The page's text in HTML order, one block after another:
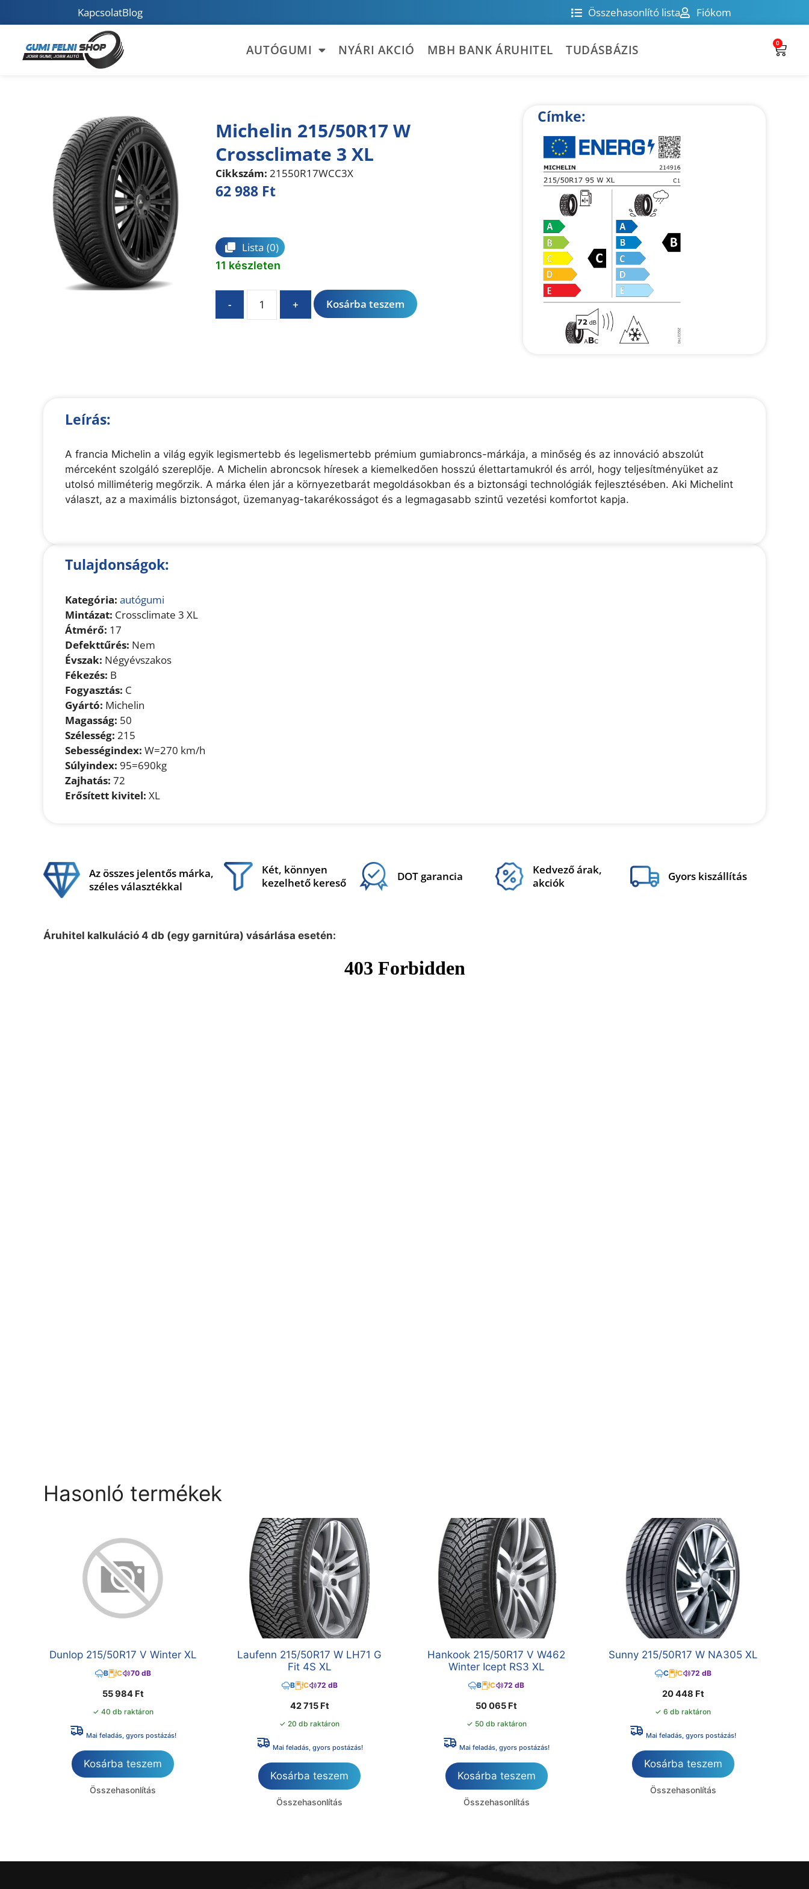
KapcsolatBlog Összehasonlító lista Fiókom
AUTÓGUMI NYÁRI AKCIÓ MBH BANK ÁRUHITEL TUDÁSBÁZIS 0
Michelin 215/50R17 W
Crossclimate 3 XL
Cikkszám: 21550R17WCC3X
62 988 Ft
Lista (0)
11 készleten
- + Kosárba teszem
:
Címke:
Leírás:
A francia Michelin a világ egyik legismertebb és legelismertebb prémium gumiabroncs-márkája, a minőség és az innováció abszolút
mérceként szolgáló szereplője. A Michelin abroncsok híresek a kiemelkedően hosszú élettartamukról és arról, hogy teljesítményüket az
utolsó milliméterig megőrzik. A márka élen jár a környezetbarát megoldásokban és a biztonsági technológiák fejlesztésében. Aki Michelint
választ, az a maximális biztonságot, üzemanyag-takarékosságot és a legmagasabb szintű vezetési komfortot kapja.
Tulajdonságok:
Kategória: autógumi
Mintázat: Crossclimate 3 XL
Átmérő: 17
Defekttűrés: Nem
Évszak: Négyévszakos
Fékezés: B
Fogyasztás: C
Gyártó: Michelin
Magasság: 50
Szélesség: 215
Sebességindex: W=270 km/h
Súlyindex: 95=690kg
Zajhatás: 72
Erősített kivitel: XL
Az összes jelentős márka,
széles választékkal
Két, könnyen
kezelhető kereső
DOT garancia
Kedvező árak,
akciók
Gyors kiszállítás
Áruhitel kalkuláció 4 db (egy garnitúra) vásárlása esetén:
Hasonló termékek
Dunlop 215/50R17 V Winter XL
B C 70 dB
55 984 Ft
✓ 40 db raktáron
Mai feladás, gyors postázás!
Kosárba teszem
Összehasonlítás
Laufenn 215/50R17 W LH71 G
Fit 4S XL
B C 72 dB
42 715 Ft
✓ 20 db raktáron
Mai feladás, gyors postázás!
Kosárba teszem
Összehasonlítás
Hankook 215/50R17 V W462
Winter Icept RS3 XL
B C 72 dB
50 065 Ft
✓ 50 db raktáron
Mai feladás, gyors postázás!
Kosárba teszem
Összehasonlítás
Sunny 215/50R17 W NA305 XL
C C 72 dB
20 448 Ft
✓ 6 db raktáron
Mai feladás, gyors postázás!
Kosárba teszem
Összehasonlítás